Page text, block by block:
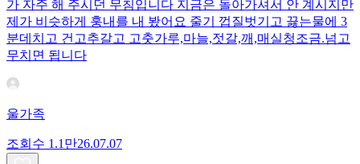
가 자주 해 주시던 무침입니다 지금은 돌아가셔서 안 계시지만
제가 비슷하게 훙내를 내 봤어요 줄기 껍질벗기고 끓는물에 3
분데치고 건고추갈고 고춧가루,마늘,젓갈,깨,매실청조금.넘고
무치면 됩니다
울가족
조회수 1.1만26.07.07